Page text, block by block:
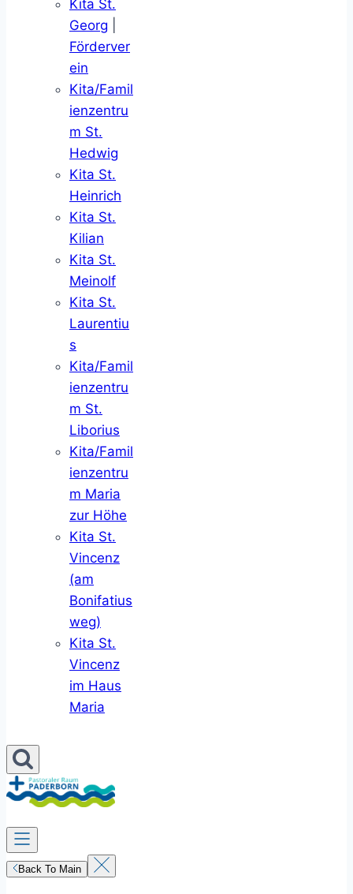
Kita St.
Georg
Förderver
ein
Kita/Famil
ienzentru
m St.
Hedwig
Kita St.
Heinrich
Kita St.
Kilian
Kita St.
Meinolf
Kita St.
Laurentiu
s
Kita/Famil
ienzentru
m St.
Liborius
Kita/Famil
ienzentru
m Maria
zur Höhe
Kita St.
Vincenz
(am
Bonifatius
weg)
Kita St.
Vincenz
im Haus
Maria
Back To Main